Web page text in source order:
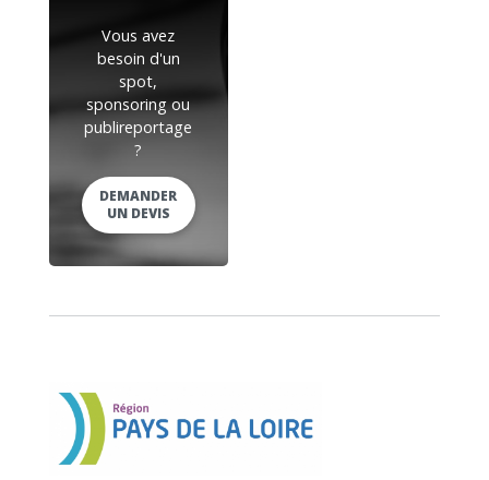
Vous avez
besoin d'un
spot,
sponsoring ou
publireportage
?
DEMANDER
UN DEVIS